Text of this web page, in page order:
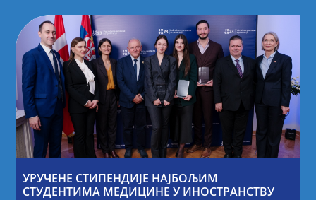
УРУЧЕНЕ СТИПЕНДИЈЕ НАЈБОЉИМ
СТУДЕНТИМА МЕДИЦИНЕ У ИНОСТРАНСТВУ